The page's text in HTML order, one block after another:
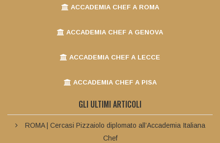
ACCADEMIA CHEF A ROMA
ACCADEMIA CHEF A GENOVA
ACCADEMIA CHEF A LECCE
ACCADEMIA CHEF A PISA
GLI ULTIMI ARTICOLI
ROMA | Cercasi Pizzaiolo diplomato all’Accademia Italiana
Chef